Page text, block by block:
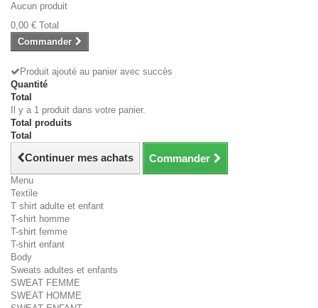
Aucun produit
0,00 € Total
Commander
Produit ajouté au panier avec succès
Quantité
Total
Il y a 1 produit dans votre panier.
Total produits
Total
Continuer mes achats Commander
Menu
Textile
T shirt adulte et enfant
T-shirt homme
T-shirt femme
T-shirt enfant
Body
Sweats adultes et enfants
SWEAT FEMME
SWEAT HOMME